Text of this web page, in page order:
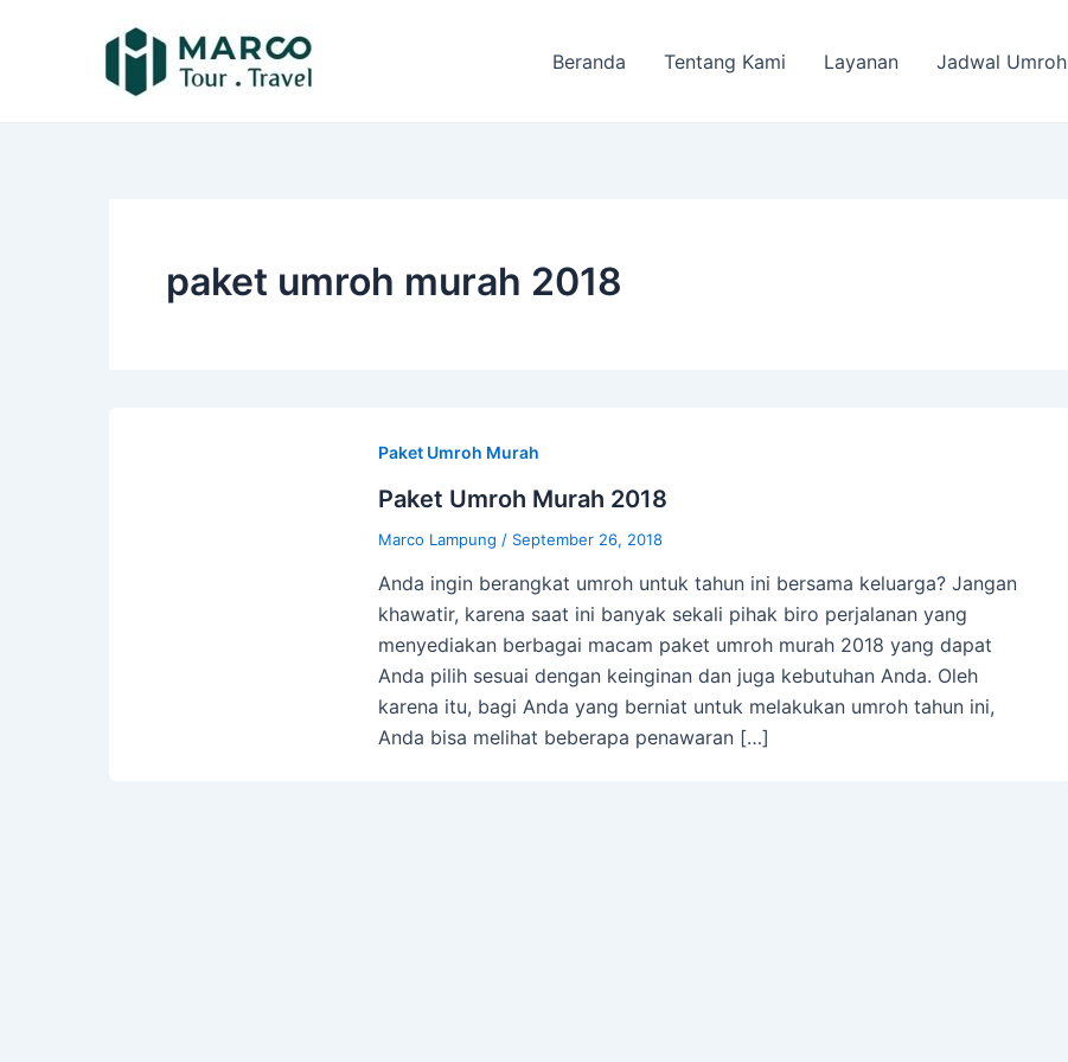
Beranda Tentang Kami Layanan Jadwal Umroh
paket umroh murah 2018
Paket Umroh Murah
Paket Umroh Murah 2018
Marco Lampung / September 26, 2018
Anda ingin berangkat umroh untuk tahun ini bersama keluarga? Jangan
khawatir, karena saat ini banyak sekali pihak biro perjalanan yang
menyediakan berbagai macam paket umroh murah 2018 yang dapat
Anda pilih sesuai dengan keinginan dan juga kebutuhan Anda. Oleh
karena itu, bagi Anda yang berniat untuk melakukan umroh tahun ini,
Anda bisa melihat beberapa penawaran […]